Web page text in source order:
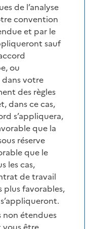
de l’analyse
convention
et par le
sauf
ou
dans votre
des règles
dans ce cas,
s’appliquera,
que la
réserve
que le
les cas,
de travail
plus favorables,
non étendues